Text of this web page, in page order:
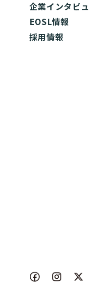
企業インタビ
EOSL情報
採用情報